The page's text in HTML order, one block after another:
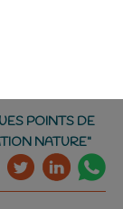
POINTS DE
NATURE"